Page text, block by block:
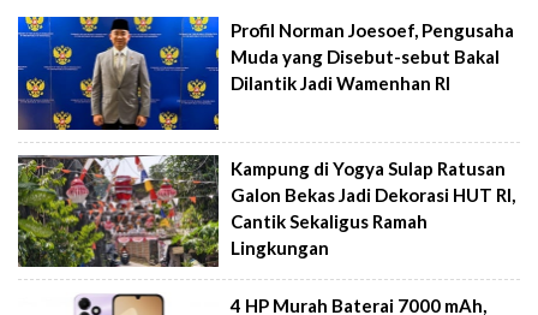
Profil Norman Joesoef, Pengusaha
Muda yang Disebut-sebut Bakal
Dilantik Jadi Wamenhan RI
Kampung di Yogya Sulap Ratusan
Galon Bekas Jadi Dekorasi HUT RI,
Cantik Sekaligus Ramah
Lingkungan
4 HP Murah Baterai 7000 mAh,